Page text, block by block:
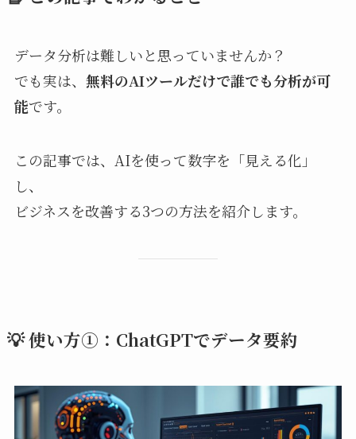
データ分析は難しいと思っていませんか？
でも実は、 無料のAIツールだけで誰でも分析が可
能です。
この記事では、AIを使って数字を「見える化」
し、
ビジネスを改善する3つの方法を紹介します。
💡 使い方①：ChatGPTでデータ要約